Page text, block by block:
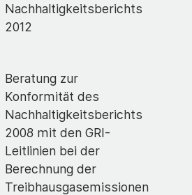
Nachhaltigkeitsberichts
2012
Beratung zur
Konformität des
Nachhaltigkeitsberichts
2008 mit den GRI-
Leitlinien bei der
Berechnung der
Treibhausgasemissionen